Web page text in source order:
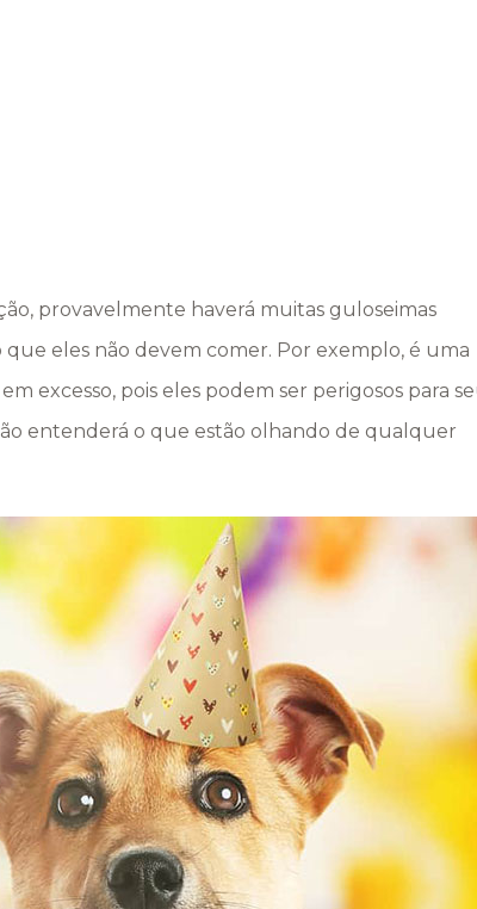
provavelmente haverá muitas guloseimas
eles não devem comer. Por exemplo, é uma
excesso, pois eles podem ser perigosos para
entenderá o que estão olhando de qualquer